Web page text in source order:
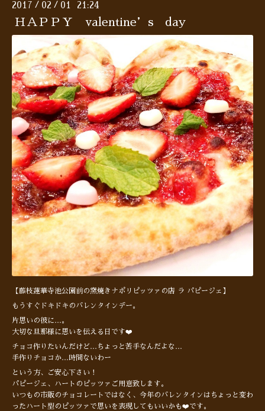
2017 / 02 / 01 21:24
ＨＡＰＰＹ valentine’s day
【藤枝蓮華寺池公園前の窯焼きナポリピッツァの店 ラ パピージェ】
もうすぐドキドキのバレンタインデー。
片思いの彼に…。
大切な旦那様に思いを伝える日です❤️
チョコ作りたいんだけど…ちょっと苦手なんだよな…
手作りチョコか…時間ないわー
という方、ご安心下さい！
パピージェ、ハートのピッツァご用意致します。
いつもの市販のチョコレートではなく、今年のバレンタインはちょっと変わ
ったハート型のピッツァで思いを表現してもいいかも❤️です。